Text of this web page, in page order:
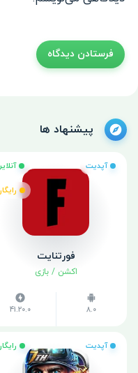
پیشنهاد ها
آپدیت
فورتنایت
اکشن /بازی
8.0
41.20.0
آپدیت